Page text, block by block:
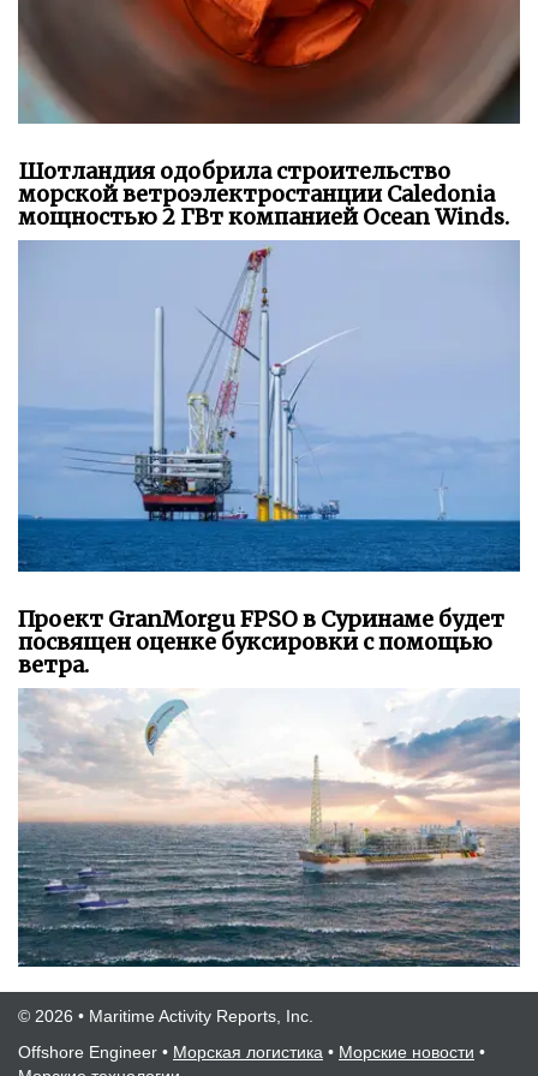
Шотландия одобрила строительство
морской ветроэлектростанции Caledonia
мощностью 2 ГВт компанией Ocean Winds.
Проект GranMorgu FPSO в Суринаме будет
посвящен оценке буксировки с помощью
ветра.
© 2026 • Maritime Activity Reports, Inc.
Offshore Engineer • Морская логистика • Морские новости •